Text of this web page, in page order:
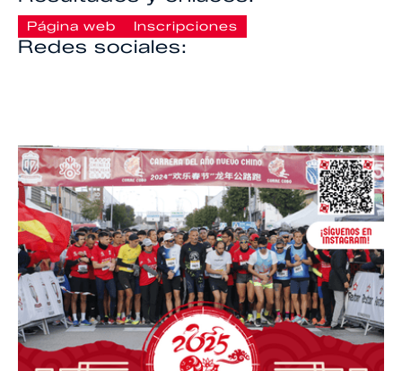
Página web Inscripciones
Redes sociales: